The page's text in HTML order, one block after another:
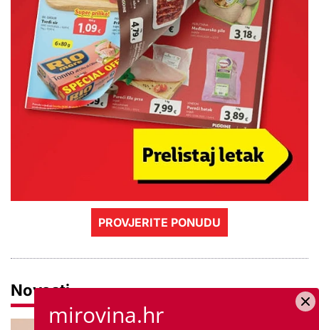
PROVJERITE PONUDU
Novosti
mirovina.hr